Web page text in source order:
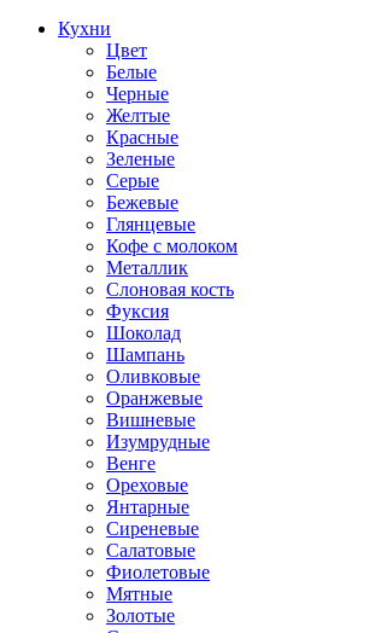
Кухни
Цвет
Белые
Черные
Желтые
Красные
Зеленые
Серые
Бежевые
Глянцевые
Кофе с молоком
Металлик
Слоновая кость
Фуксия
Шоколад
Шампань
Оливковые
Оранжевые
Вишневые
Изумрудные
Венге
Ореховые
Янтарные
Сиреневые
Салатовые
Фиолетовые
Мятные
Золотые